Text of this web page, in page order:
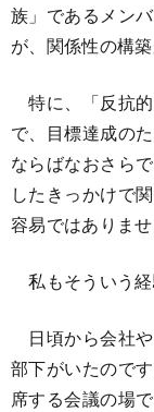
族」であるメン
が、関係性の構
特に、「反抗
で、目標達成の
ならばなおさら
したきっかけで
容易ではありませ
私もそういう経
日頃から会社
部下がいたので
席する会議の場